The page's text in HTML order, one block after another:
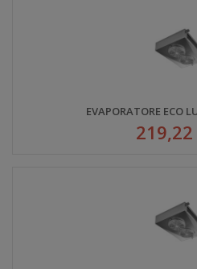
EVAPORATORE ECO